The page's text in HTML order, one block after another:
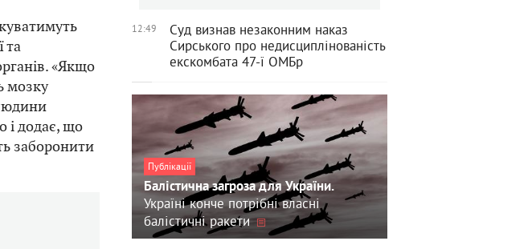
та
«Якщо
мозку
і додає, що
заборонити
12:49
Суд визнав незаконним наказ
Сирського про недисциплінованість
екскомбата 47-ї ОМБр
Публікації
Балістична загроза для України.
Україні конче потрібні власні
балістичні ракети